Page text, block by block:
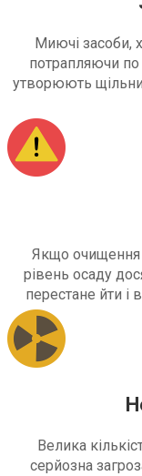
Миючі засоби,
потрапляючи по
утворюють
Якщо очищення
рівень осаду
перестане йти і
Велика
серйозна